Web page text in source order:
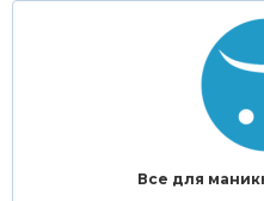
Все для